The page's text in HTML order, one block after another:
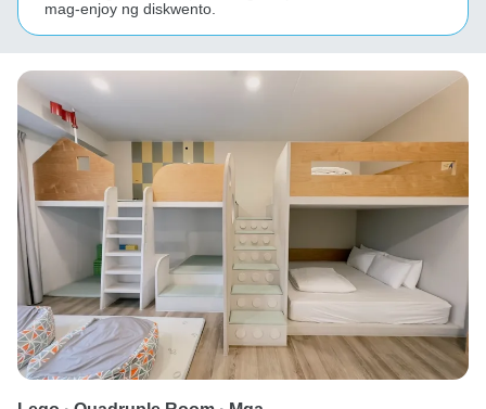
mag-enjoy ng diskwento.